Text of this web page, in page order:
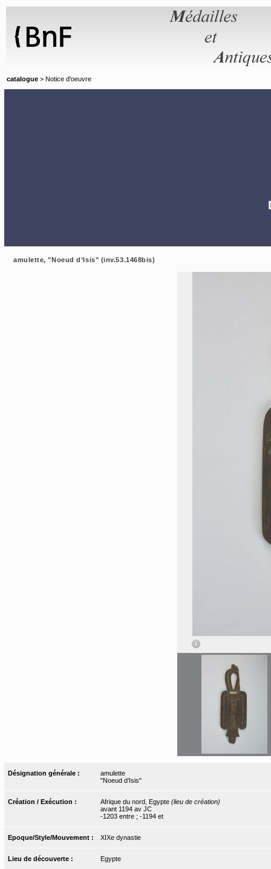
catalogue > Notice d'oeuvre
amulette, "Noeud d’Isis" (inv.53.1468bis)
Désignation générale :
amulette
"Noeud d’Isis"
Création / Exécution : Afrique du nord, Egypte (lieu de création)
avant 1194 av JC
-1203 entre ; -1194 et
Epoque/Style/Mouvement : XIXe dynastie
Lieu de découverte : Egypte